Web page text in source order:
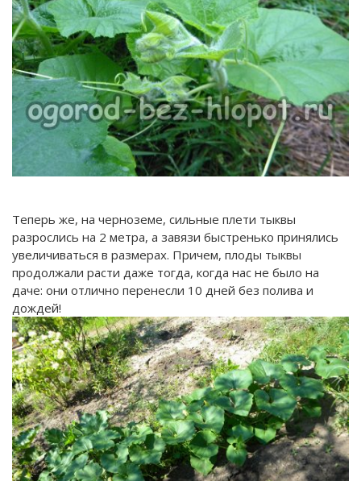
Теперь же, на черноземе, сильные плети тыквы
разрослись на 2 метра, а завязи быстренько принялись
увеличиваться в размерах. Причем, плоды тыквы
продолжали расти даже тогда, когда нас не было на
даче: они отлично перенесли 10 дней без полива и
дождей!